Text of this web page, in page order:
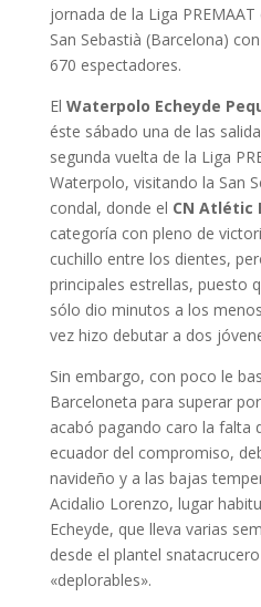
jornada de la Liga
San Sebastià (Barcelona)
670 espectadores.
El Waterpolo Echeyde
éste sábado una de las
segunda vuelta de la Liga
Waterpolo, visitando la San
condal, donde el CN Atlétic
categoría con pleno de
cuchillo entre los dientes,
principales estrellas, puesto
sólo dio minutos a los
vez hizo debutar a dos
Sin embargo, con poco le
Barceloneta para superar
acabó pagando caro la falta
ecuador del compromiso,
navideño y a las bajas
Acidalio Lorenzo, lugar
Echeyde, que lleva varias
desde el plantel
«deplorables».